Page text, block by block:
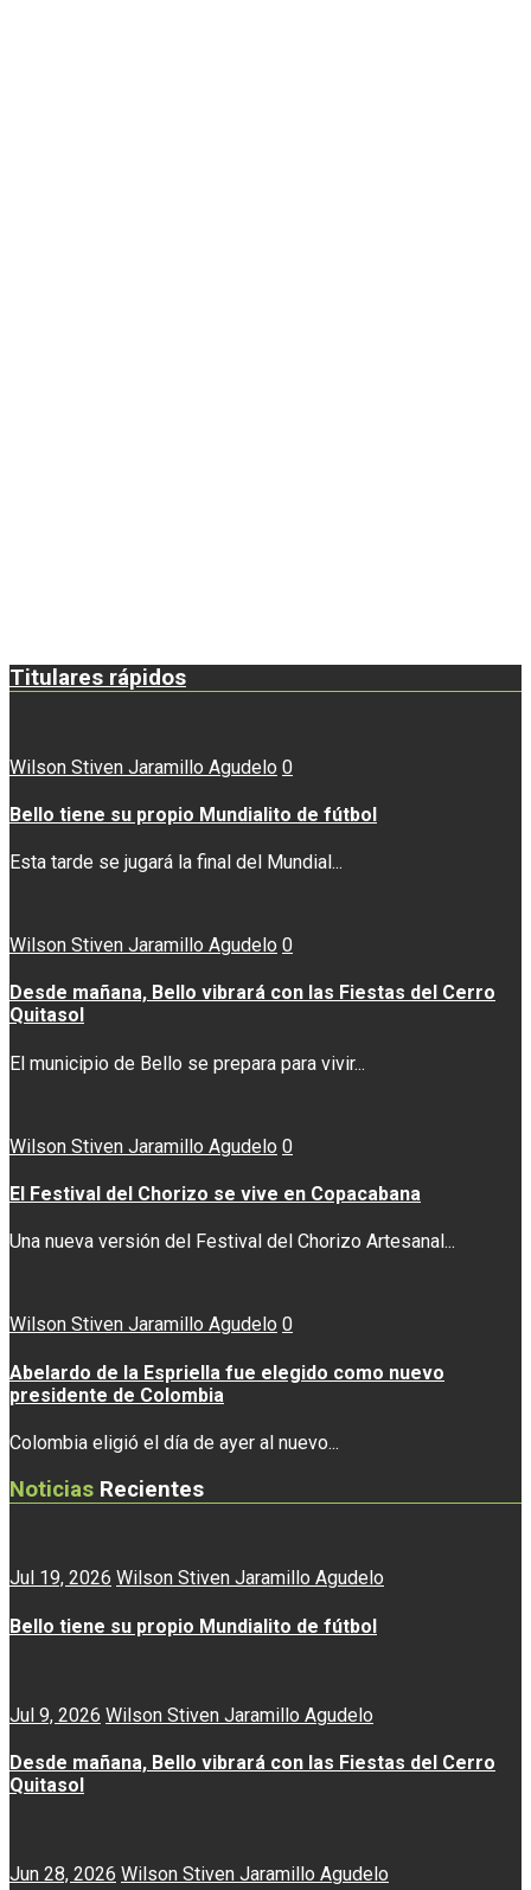
Titulares rápidos
Wilson Stiven Jaramillo Agudelo 0
Bello tiene su propio Mundialito de fútbol
Esta tarde se jugará la final del Mundial...
Wilson Stiven Jaramillo Agudelo 0
Desde mañana, Bello vibrará con las Fiestas del Cerro
Quitasol
El municipio de Bello se prepara para vivir...
Wilson Stiven Jaramillo Agudelo 0
El Festival del Chorizo se vive en Copacabana
Una nueva versión del Festival del Chorizo Artesanal...
Wilson Stiven Jaramillo Agudelo 0
Abelardo de la Espriella fue elegido como nuevo
presidente de Colombia
Colombia eligió el día de ayer al nuevo...
Noticias Recientes
Jul 19, 2026 Wilson Stiven Jaramillo Agudelo
Bello tiene su propio Mundialito de fútbol
Jul 9, 2026 Wilson Stiven Jaramillo Agudelo
Desde mañana, Bello vibrará con las Fiestas del Cerro
Quitasol
Jun 28, 2026 Wilson Stiven Jaramillo Agudelo